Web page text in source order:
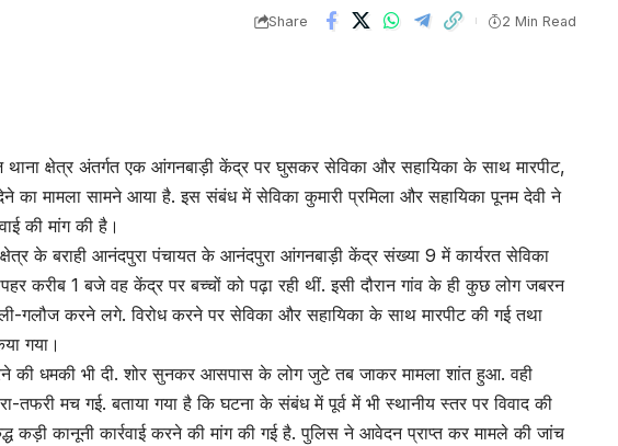
Share 2 Min Read
थाना क्षेत्र अंतर्गत एक आंगनबाड़ी केंद्र पर घुसकर सेविका और सहायिका के साथ मारपीट,
का मामला सामने आया है. इस संबंध में सेविका कुमारी प्रमिला और सहायिका पूनम देवी ने
की मांग की है।
के बराही आनंदपुरा पंचायत के आनंदपुरा आंगनबाड़ी केंद्र संख्या 9 में कार्यरत सेविका
करीब 1 बजे वह केंद्र पर बच्चों को पढ़ा रही थीं. इसी दौरान गांव के ही कुछ लोग जबरन
गलौज करने लगे. विरोध करने पर सेविका और सहायिका के साथ मारपीट की गई तथा
गया।
की धमकी भी दी. शोर सुनकर आसपास के लोग जुटे तब जाकर मामला शांत हुआ. वही
तफरी मच गई. बताया गया है कि घटना के संबंध में पूर्व में भी स्थानीय स्तर पर विवाद की
कड़ी कानूनी कार्रवाई करने की मांग की गई है. पुलिस ने आवेदन प्राप्त कर मामले की जांच